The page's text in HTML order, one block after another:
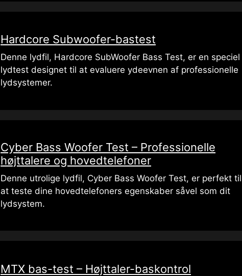
Hardcore Subwoofer-bastest
Denne lydfil, Hardcore SubWoofer Bass Test, er en speciel
lydtest designet til at evaluere ydeevnen af ​​professionelle
lydsystemer.
Cyber ​​Bass Woofer Test – Professionelle
højttalere og hovedtelefoner
Denne utrolige lydfil, Cyber ​​Bass Woofer Test, er perfekt til
at teste dine hovedtelefoners egenskaber såvel som dit
lydsystem.
MTX bas-test – Højttaler-baskontrol